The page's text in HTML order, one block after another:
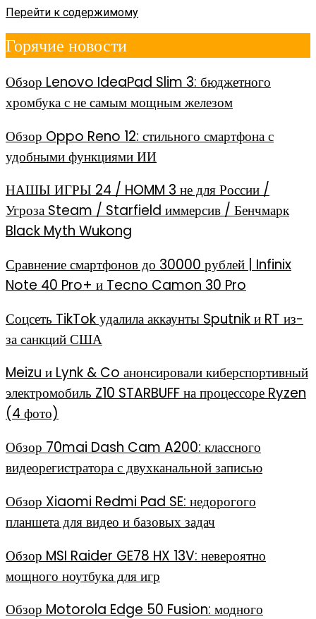
Перейти к содержимому
Горячие новости
Обзор Lenovo IdeaPad Slim 3: бюджетного
хромбука с не самым мощным железом
Обзор Oppo Reno 12: стильного смартфона с
удобными функциями ИИ
НАШЫ ИГРЫ 24 / HOMM 3 не для России /
Угроза Steam / Starfield иммерсив / Бенчмарк
Black Myth Wukong
Сравнение смартфонов до 30000 рублей | Infinix
Note 40 Pro+ и Tecno Camon 30 Pro
Соцсеть TikTok удалила аккаунты Sputnik и RT из-
за санкций США
Meizu и Lynk & Co анонсировали киберспортивный
электромобиль Z10 STARBUFF на процессоре Ryzen
(4 фото)
Обзор 70mai Dash Cam A200: классного
видеорегистратора с двухканальной записью
Обзор Xiaomi Redmi Pad SE: недорогого
планшета для видео и базовых задач
Обзор MSI Raider GE78 HX 13V: невероятно
мощного ноутбука для игр
Обзор Motorola Edge 50 Fusion: модного